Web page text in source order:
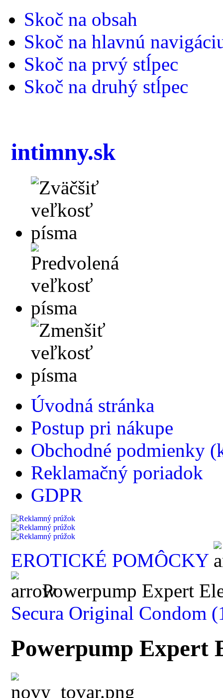
Skoč na obsah
Skoč na hlavnú
Skoč na prvý stĺpec
Skoč na druhý stĺpec
intimny.sk
Úvodná stránka
Postup pri nákupe
Obchodné podmienky
Reklamačný poriadok
GDPR
EROTICKÉ POMÔCKY
Powerpump Expert
Secura Original Condom
Powerpump Expert